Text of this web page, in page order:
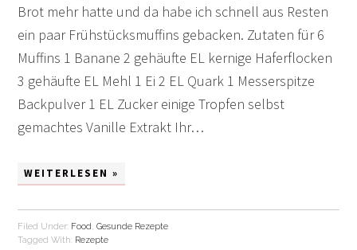
Brot mehr hatte und da habe ich schnell aus Resten
ein paar Frühstücksmuffins gebacken. Zutaten für 6
Muffins 1 Banane 2 gehäufte EL kernige Haferflocken
3 gehäufte EL Mehl 1 Ei 2 EL Quark 1 Messerspitze
Backpulver 1 EL Zucker einige Tropfen selbst
gemachtes Vanille Extrakt Ihr…
WEITERLESEN »
Filed Under: Food,Gesunde Rezepte
Tagged With: Rezepte